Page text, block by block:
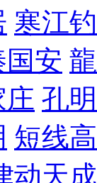
寒江
国安
庄 孔
短线
动天成